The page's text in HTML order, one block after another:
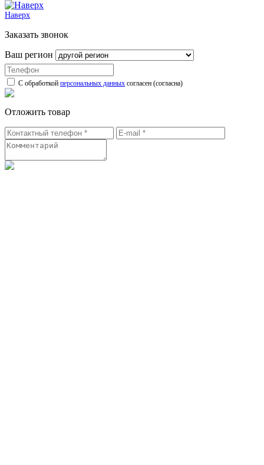
Наверх
Заказать звонок
Ваш регион
С обработкой персональных данных согласен (согласна)
Отложить товар